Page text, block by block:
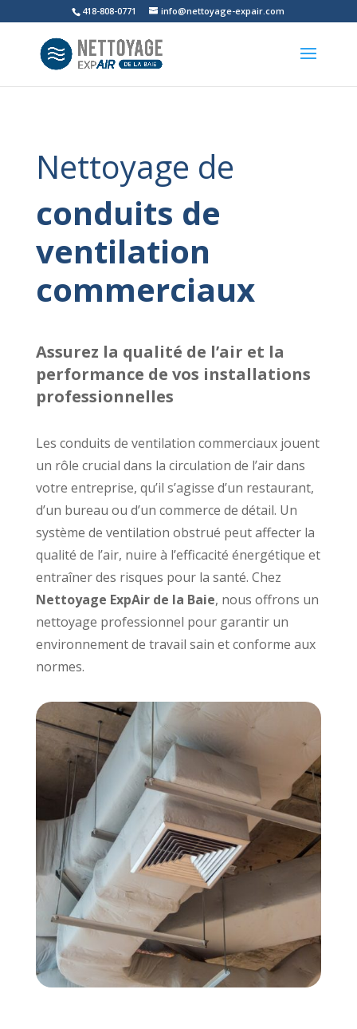
418-808-0771 info@nettoyage-expair.com
Nettoyage de
conduits de
ventilation
commerciaux
Assurez la qualité de l’air et la
performance de vos installations
professionnelles
Les conduits de ventilation commerciaux jouent
un rôle crucial dans la circulation de l’air dans
votre entreprise, qu’il s’agisse d’un restaurant,
d’un bureau ou d’un commerce de détail. Un
système de ventilation obstrué peut affecter la
qualité de l’air, nuire à l’efficacité énergétique et
entraîner des risques pour la santé. Chez
Nettoyage ExpAir de la Baie, nous offrons un
nettoyage professionnel pour garantir un
environnement de travail sain et conforme aux
normes.